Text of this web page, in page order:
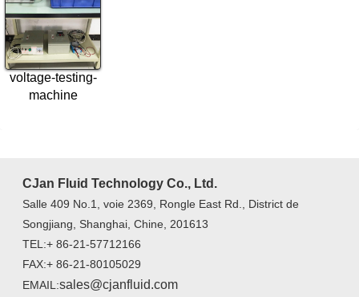
voltage-testing-
machine
CJan Fluid Technology Co., Ltd.
Salle 409 No.1, voie 2369, Rongle East Rd., District de
Songjiang, Shanghai, Chine, 201613
TEL:+ 86-21-57712166
FAX:+ 86-21-80105029
EMAIL:sales@cjanfluid.com